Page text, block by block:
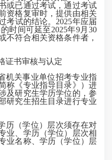
或已通过考试，通过考试
资格复审时，提供由相关
考试的结论。2025年应届
时间可延至2025年9月30
不符合相关资格条件者，
书审核与认定
关事业单位招考专业指
称《专业指导目录》）进
及研究生学历学位的，参
研究生招生目录进行专业
（学位）层次须存在对
业、学历（学位）层次相
业名称、学历（学位）层